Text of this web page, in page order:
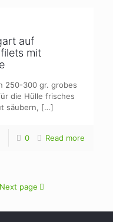
auf
mit
250-300 gr. grobes
die Hülle frisches
säubern, […]
0 Read more
Next page